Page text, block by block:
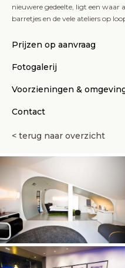
nieuwere gedeelte, ligt een waar
barretjes en de vele ateliers op
Prijzen op aanvraag
Fotogalerij
Voorzieningen &
Contact
< terug naar overzicht